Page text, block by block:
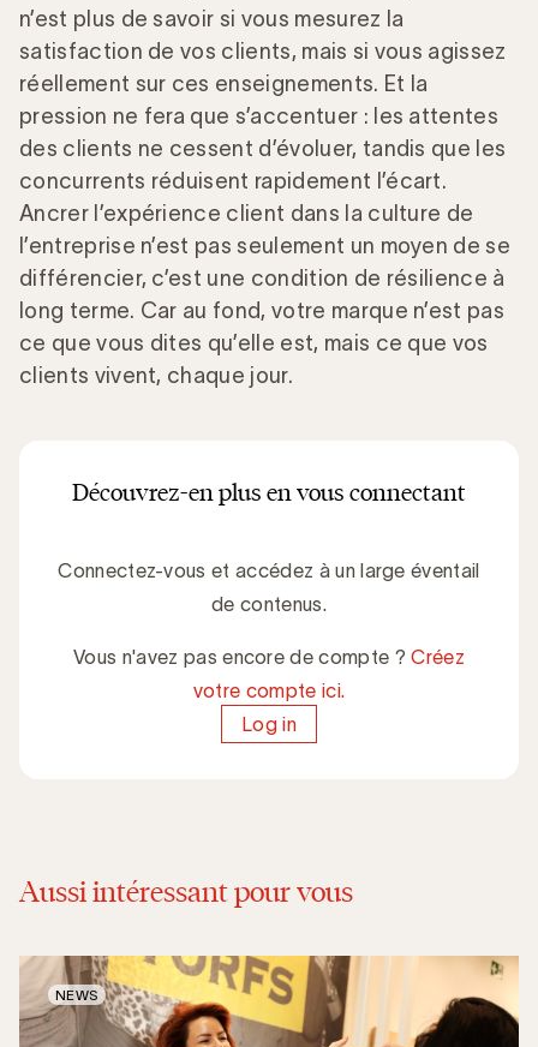
n’est plus de savoir si vous mesurez la
satisfaction de vos clients, mais si vous agissez
réellement sur ces enseignements. Et la
pression ne fera que s’accentuer : les attentes
des clients ne cessent d’évoluer, tandis que les
concurrents réduisent rapidement l’écart.
Ancrer l’expérience client dans la culture de
l’entreprise n’est pas seulement un moyen de se
différencier, c’est une condition de résilience à
long terme. Car au fond, votre marque n’est pas
ce que vous dites qu’elle est, mais ce que vos
clients vivent, chaque jour.
Découvrez-en plus en vous connectant
Connectez-vous et accédez à un large éventail
de contenus.
Vous n'avez pas encore de compte ?Créez
votre compte ici.
Log in
Aussi intéressant pour vous
NEWS